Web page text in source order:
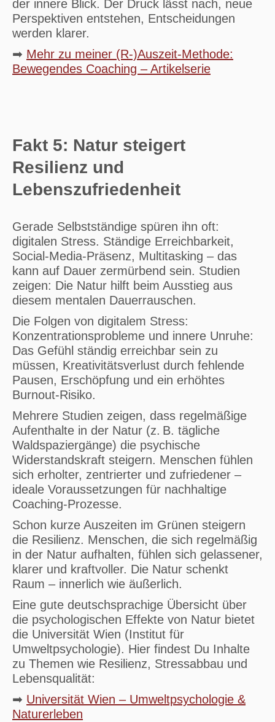
der innere Blick. Der Druck lässt nach, neue
Perspektiven entstehen, Entscheidungen
werden klarer.
➡ Mehr zu meiner (R-)Auszeit-Methode:
Bewegendes Coaching – Artikelserie
Fakt 5: Natur steigert
Resilienz und
Lebenszufriedenheit
Gerade Selbstständige spüren ihn oft:
digitalen Stress. Ständige Erreichbarkeit,
Social-Media-Präsenz, Multitasking – das
kann auf Dauer zermürbend sein. Studien
zeigen: Die Natur hilft beim Ausstieg aus
diesem mentalen Dauerrauschen.
Die Folgen von digitalem Stress:
Konzentrationsprobleme und innere Unruhe:
Das Gefühl ständig erreichbar sein zu
müssen, Kreativitätsverlust durch fehlende
Pausen, Erschöpfung und ein erhöhtes
Burnout-Risiko.
Mehrere Studien zeigen, dass regelmäßige
Aufenthalte in der Natur (z. B. tägliche
Waldspaziergänge) die psychische
Widerstandskraft steigern. Menschen fühlen
sich erholter, zentrierter und zufriedener –
ideale Voraussetzungen für nachhaltige
Coaching-Prozesse.
Schon kurze Auszeiten im Grünen steigern
die Resilienz. Menschen, die sich regelmäßig
in der Natur aufhalten, fühlen sich gelassener,
klarer und kraftvoller. Die Natur schenkt
Raum – innerlich wie äußerlich.
Eine gute deutschsprachige Übersicht über
die psychologischen Effekte von Natur bietet
die Universität Wien (Institut für
Umweltpsychologie). Hier findest Du Inhalte
zu Themen wie Resilienz, Stressabbau und
Lebensqualität:
➡ Universität Wien – Umweltpsychologie &
Naturerleben